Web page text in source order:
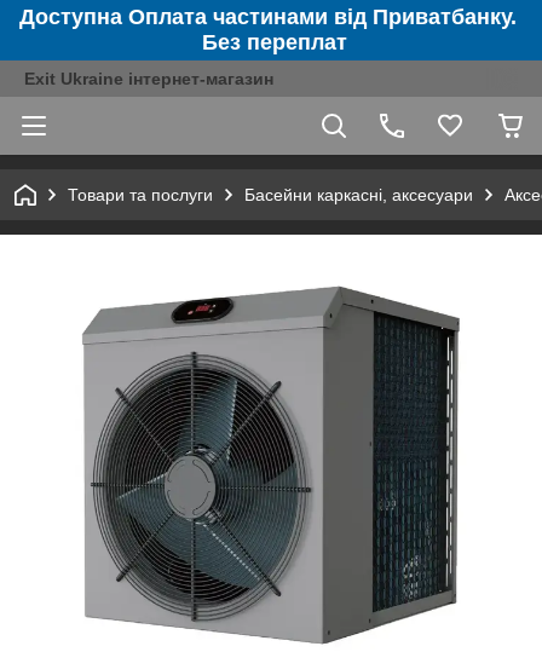
Доступна Оплата частинами від Приватбанку.
Без переплат
Exit Ukraine інтернет-магазин
Товари та послуги Басейни каркасні, аксесуари